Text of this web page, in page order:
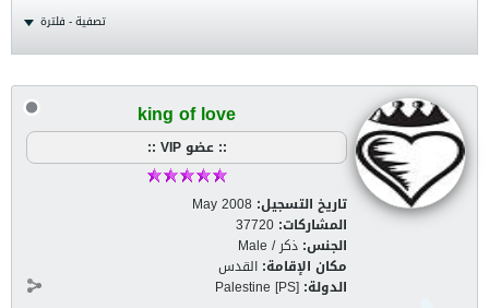
تصفية - فلترة
king of love
:: عضو VIP ::
تاريخ التسجيل: May 2008
المشاركات: 37720
الجنس: ذكر / Male
مكان الإقامة: القدس
الدولة: Palestine [PS]